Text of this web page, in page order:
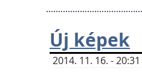
Új képek
2014. 11. 16. -